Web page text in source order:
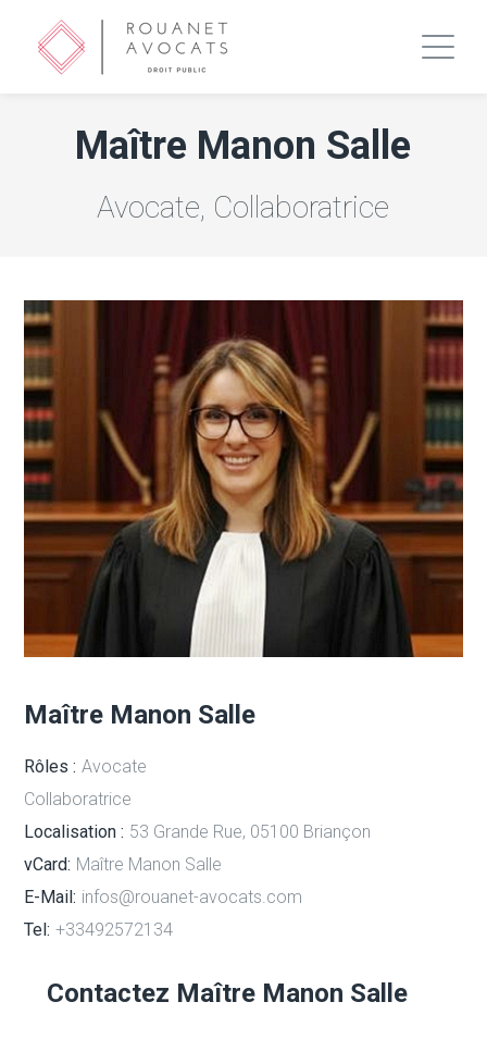
Maître Manon Salle
Avocate, Collaboratrice
Maître Manon Salle
Rôles : Avocate
Collaboratrice
Localisation : 53 Grande Rue, 05100 Briançon
vCard: Maître Manon Salle
E-Mail: infos@rouanet-avocats.com
Tel: +33492572134
Contactez Maître Manon Salle